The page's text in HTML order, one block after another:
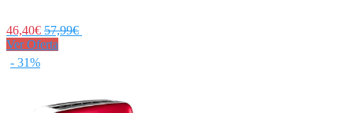
46,40€ 57,99€
Ver Oferta
- 31%